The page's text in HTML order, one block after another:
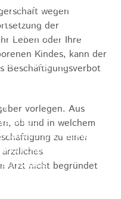
Heubach"
der VG
des
Zweckverband
Rosenstein"
wegen
der
Leben oder Ihre
Kindes, kann der
Beschäftigungsverbot
vorlegen. Aus
ob und in welchem
zu einer
Arzt nicht begründet